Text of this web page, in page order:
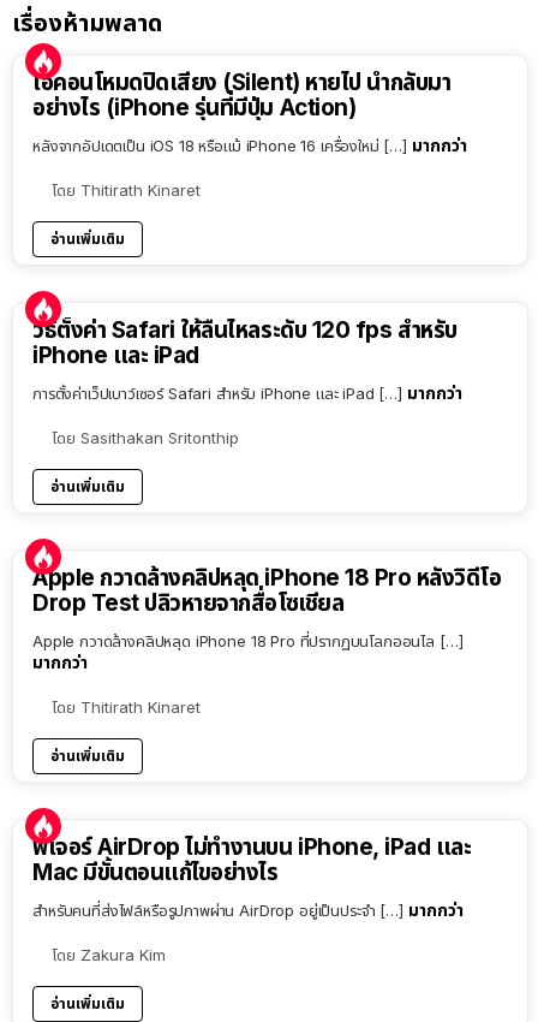
เรื่องห้ามพลาด
ไอคอนโหมดปิดเสียง (Silent) หายไป นำกลับมา
อย่างไร (iPhone รุ่นที่มีปุ่ม Action)
หลังจากอัปเดตเป็น iOS 18 หรือแม้ iPhone 16 เครื่องใหม่ […] มากกว่า
โดย Thitirath Kinaret
อ่านเพิ่มเติม
วิธีตั้งค่า Safari ให้ลื่นไหลระดับ 120 fps สำหรับ
iPhone และ iPad
การตั้งค่าเว็ปเบาว์เซอร์ Safari สำหรับ iPhone และ iPad […] มากกว่า
โดย Sasithakan Sritonthip
อ่านเพิ่มเติม
Apple กวาดล้างคลิปหลุด iPhone 18 Pro หลังวิดีโอ
Drop Test ปลิวหายจากสื่อโซเชียล
Apple กวาดล้างคลิปหลุด iPhone 18 Pro ที่ปรากฏบนโลกออนไล […]
มากกว่า
โดย Thitirath Kinaret
อ่านเพิ่มเติม
ฟีเจอร์ AirDrop ไม่ทำงานบน iPhone, iPad และ
Mac มีขั้นตอนแก้ไขอย่างไร
สำหรับคนที่ส่งไฟล์หรือรูปภาพผ่าน AirDrop อยู่เป็นประจำ […] มากกว่า
โดย Zakura Kim
อ่านเพิ่มเติม